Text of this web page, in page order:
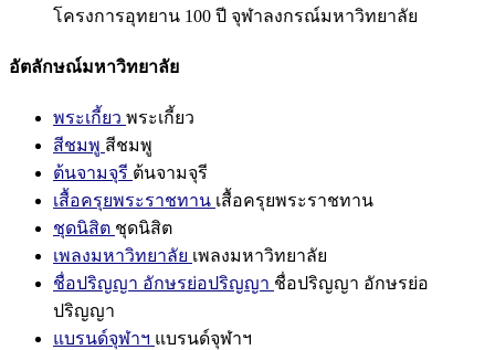
โครงการอุทยาน 100 ปี จุฬาลงกรณ์มหาวิทยาลัย
อัตลักษณ์มหาวิทยาลัย
พระเกี้ยว พระเกี้ยว
สีชมพู สีชมพู
ต้นจามจุรี ต้นจามจุรี
เสื้อครุยพระราชทาน เสื้อครุยพระราชทาน
ชุดนิสิต ชุดนิสิต
เพลงมหาวิทยาลัย เพลงมหาวิทยาลัย
ชื่อปริญญา อักษรย่อปริญญา ชื่อปริญญา อักษรย่อ
ปริญญา
แบรนด์จุฬาฯ แบรนด์จุฬาฯ